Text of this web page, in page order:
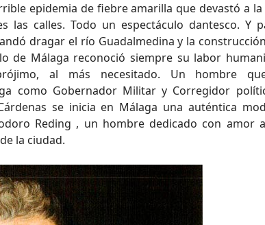
epidemia de fiebre amarilla que devastó a la
las calles. Todo un espectáculo dantesco. Y
dragar el río Guadalmedina y la
de Málaga reconoció siempre su labor
al más necesitado. Un hombre
como Gobernador Militar y Corregidor
se inicia en Málaga una auténtica
Reding , un hombre dedicado con amor
la ciudad.